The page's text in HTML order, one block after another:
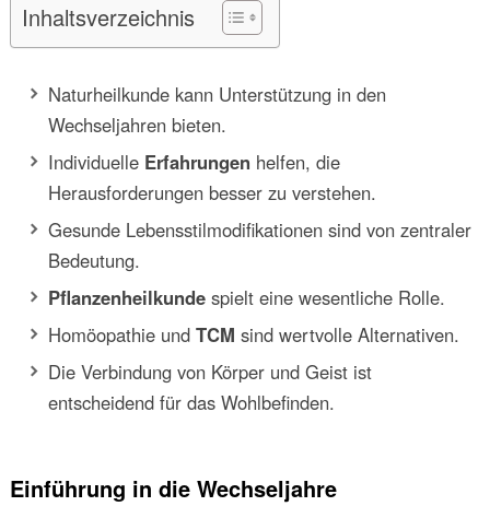
Inhaltsverzeichnis
Naturheilkunde kann Unterstützung in den
Wechseljahren bieten.
Individuelle Erfahrungen helfen, die
Herausforderungen besser zu verstehen.
Gesunde Lebensstilmodifikationen sind von zentraler
Bedeutung.
Pflanzenheilkundespielt eine wesentliche Rolle.
Homöopathie und TCM sind wertvolle Alternativen.
Die Verbindung von Körper und Geist ist
entscheidend für das Wohlbefinden.
Einführung in die Wechseljahre